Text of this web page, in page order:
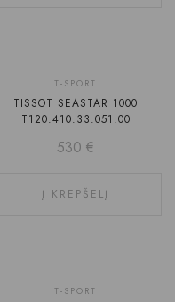
T-SPORT
TISSOT SEASTAR 1000
T120.410.33.051.00
530 €
Į KREPŠELĮ
T-SPORT